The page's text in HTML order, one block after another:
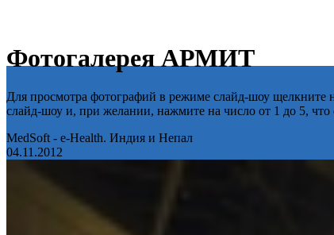
Фотогалерея АРМИТ
Для просмотра фотографий в режиме слайд-шоу щелкните
слайд-шоу и, при желании, нажмите на число от 1 до 5,
MedSoft - e-Health. Индия и Непал
04.11.2012